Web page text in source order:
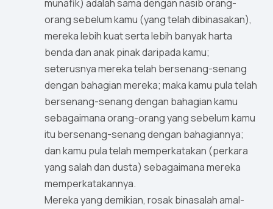
munafik) adalah sama dengan nasib orang-
orang sebelum kamu (yang telah dibinasakan),
mereka lebih kuat serta lebih banyak harta
benda dan anak pinak daripada kamu;
seterusnya mereka telah bersenang-senang
dengan bahagian mereka; maka kamu pula telah
bersenang-senang dengan bahagian kamu
sebagaimana orang-orang yang sebelum kamu
itu bersenang-senang dengan bahagiannya;
dan kamu pula telah memperkatakan (perkara
yang salah dan dusta) sebagaimana mereka
memperkatakannya.
Mereka yang demikian, rosak binasalah amal-